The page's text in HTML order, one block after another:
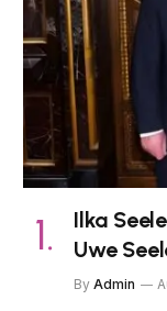
Ilka
Uwe
By Admin